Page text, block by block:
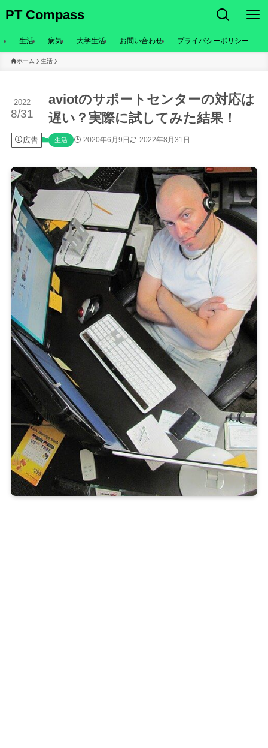
PT Compass
生活 病気 大学生活 お問い合わせ プライバシーポリシー
ホーム 生活
aviotのサポートセンターの対応は
遅い？実際に試してみた結果！
2022
8/31
広告 生活 2020年6月9日 2022年8月31日